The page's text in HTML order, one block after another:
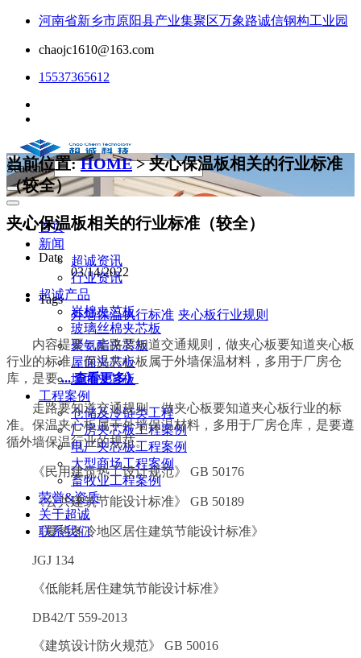
河南省新乡市原阳县产业集聚区万象路诚信钢构工业园
chaojc1610@163.com
15537365612
Search...
首页
新闻
超诚资讯
行业资讯
超诚产品
岩棉夹芯板
玻璃丝棉夹芯板
聚氨酯夹芯板
屋面夹芯板
墙面夹芯板
工程案例
仓储及冷链类工程
厂房夹芯板工程案例
电厂夹芯板工程案例
大型商场工程案例
畜牧业工程案例
荣誉&资质
关于超诚
联系我们
当前位置:HOME> 夹心保温板相关的行业标准
（较全）
夹心保温板相关的行业标准（较全）
Date
03/14/2022
Tags
外墙保温执行标准 夹心板行业规则
内容提要：走路要知道交通规则，做夹心板要知道夹心板
行业的标准。保温夹心板属于外墙保温材料，多用于厂房仓
库，是要 ... 查看更多》
走路要知道交通规则，做夹心板要知道夹心板行业的标
准。保温夹心板属于外墙保温材料，多用于厂房仓库，是要遵
循外墙保温行业的规范。
《民用建筑热工设计规范》 GB 50176
《公共建筑节能设计标准》 GB 50189
《夏热冬冷地区居住建筑节能设计标准》
JGJ 134
《低能耗居住建筑节能设计标准》
DB42/T 559-2013
《建筑设计防火规范》 GB 50016